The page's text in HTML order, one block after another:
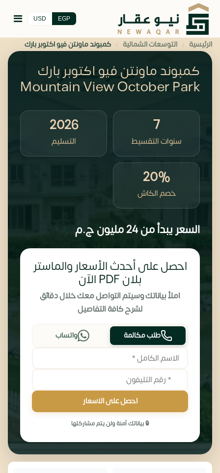
EGP
USD
الرئيسية › التوسعات الشمالية › كمبوند ماونتن فيو اكتوبر بارك
كمبوند ماونتن فيو اكتوبر بارك
Mountain View October Park
7
سنوات التقسيط
2026
التسليم
20%
خصم الكاش
السعر يبدأ من24 مليون ج.م
احصل على أحدث الأسعار والماستر
بلان PDF الآن
املأ بياناتك وسيتم التواصل معك خلال دقائق
لشرح كافة التفاصيل
طلب مكالمة واتساب
احصل على الاسعار
🔒 بياناتك آمنة ولن يتم مشاركتها